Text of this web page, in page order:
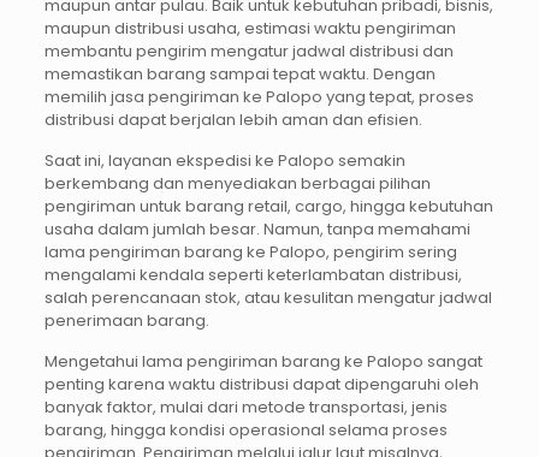
maupun antar pulau. Baik untuk kebutuhan pribadi, bisnis,
maupun distribusi usaha, estimasi waktu pengiriman
membantu pengirim mengatur jadwal distribusi dan
memastikan barang sampai tepat waktu. Dengan
memilih jasa pengiriman ke Palopo yang tepat, proses
distribusi dapat berjalan lebih aman dan efisien.
Saat ini, layanan ekspedisi ke Palopo semakin
berkembang dan menyediakan berbagai pilihan
pengiriman untuk barang retail, cargo, hingga kebutuhan
usaha dalam jumlah besar. Namun, tanpa memahami
lama pengiriman barang ke Palopo, pengirim sering
mengalami kendala seperti keterlambatan distribusi,
salah perencanaan stok, atau kesulitan mengatur jadwal
penerimaan barang.
Mengetahui lama pengiriman barang ke Palopo sangat
penting karena waktu distribusi dapat dipengaruhi oleh
banyak faktor, mulai dari metode transportasi, jenis
barang, hingga kondisi operasional selama proses